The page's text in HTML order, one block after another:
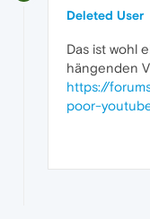
Deleted User
Das ist wohl
hängenden
https://
poor-